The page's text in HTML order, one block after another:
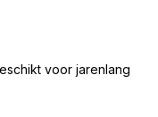
voor jarenlang